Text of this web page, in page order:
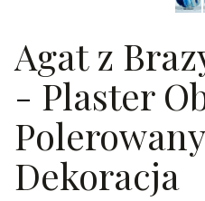
Agat z
- Plaster
Dekoracja